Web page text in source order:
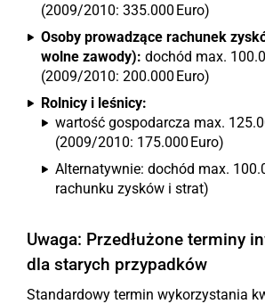
(2009/2010: 335.000 Euro)
Osoby prowadzące rachunek
wolne zawody): dochód max.
(2009/2010: 200.000 Euro)
Rolnicy i leśnicy:
wartość gospodarcza max.
(2009/2010: 175.000 Euro)
Alternatywnie: dochód max.
rachunku zysków i strat)
Uwaga: Przedłużone terminy
dla starych przypadków
Standardowy termin wykorzystania